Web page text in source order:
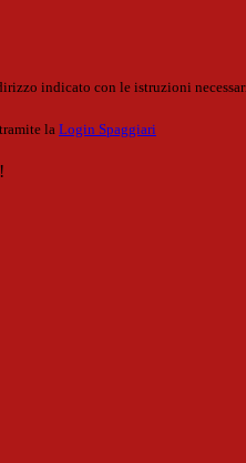
indicato con le istruzioni
la Login Spaggiari